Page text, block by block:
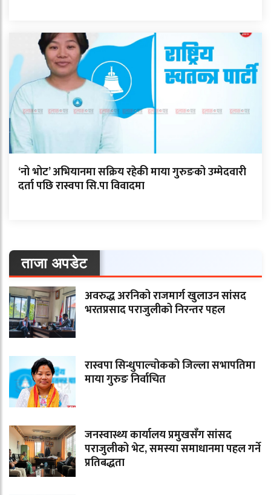
‘नो भोट’ अभियानमा सक्रिय रहेकी माया गुरुङको उम्मेदवारी
दर्ता पछि रास्वपा सि.पा विवादमा
ताजा अपडेट
अवरुद्ध अरनिको राजमार्ग खुलाउन सांसद
भरतप्रसाद पराजुलीको निरन्तर पहल
रास्वपा सिन्धुपाल्चोकको जिल्ला सभापतिमा
माया गुरुङ निर्वाचित
जनस्वास्थ्य कार्यालय प्रमुखसँग सांसद
पराजुलीको भेट, समस्या समाधानमा पहल गर्ने
प्रतिबद्धता